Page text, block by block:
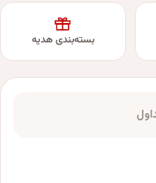
بسته‌بندی هدیه